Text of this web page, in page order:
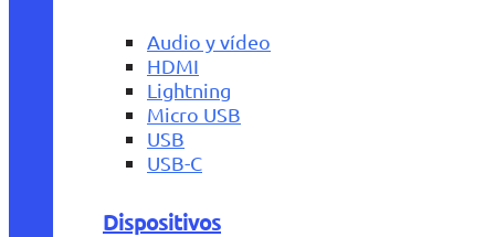
Audio y vídeo
HDMI
Lightning
Micro USB
USB
USB-C
Dispositivos